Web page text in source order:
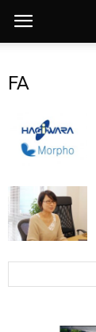
FA